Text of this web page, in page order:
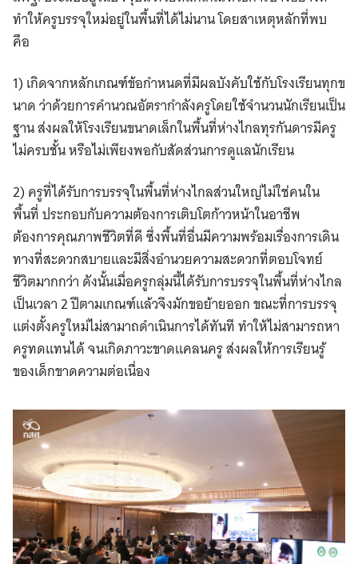
ทำให้ครูบรรจุใหม่อยู่ในพื้นที่ได้ไม่นาน โดยสาเหตุหลักที่พบ
คือ
1) เกิดจากหลักเกณฑ์ข้อกำหนดที่มีผลบังคับใช้กับโรงเรียนทุกข
นาด ว่าด้วยการคำนวณอัตรากำลังครูโดยใช้จำนวนนักเรียนเป็น
ฐาน ส่งผลให้โรงเรียนขนาดเล็กในพื้นที่ห่างไกลทุรกันดารมีครู
ไม่ครบชั้น หรือไม่เพียงพอกับสัดส่วนการดูแลนักเรียน
2) ครูที่ได้รับการบรรจุในพื้นที่ห่างไกลส่วนใหญ่ไม่ใช่คนใน
พื้นที่ ประกอบกับความต้องการเติบโตก้าวหน้าในอาชีพ
ต้องการคุณภาพชีวิตที่ดี ซึ่งพื้นที่อื่นมีความพร้อมเรื่องการเดิน
ทางที่สะดวกสบายและมีสิ่งอำนวยความสะดวกที่ตอบโจทย์
ชีวิตมากกว่า ดังนั้นเมื่อครูกลุ่มนี้ได้รับการบรรจุในพื้นที่ห่างไกล
เป็นเวลา 2 ปีตามเกณฑ์แล้วจึงมักขอย้ายออก ขณะที่การบรรจุ
แต่งตั้งครูใหม่ไม่สามาถดำเนินการได้ทันที ทำให้ไม่สามารถหา
ครูทดแทนได้ จนเกิดภาวะขาดแคลนครู ส่งผลให้การเรียนรู้
ของเด็กขาดความต่อเนื่อง